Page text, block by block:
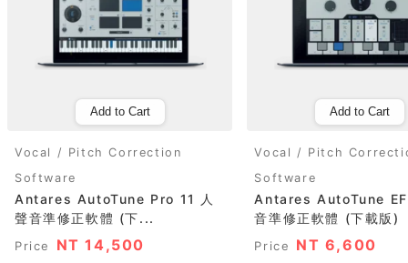
Add to Cart
Vocal / Pitch Correction
Software
Antares AutoTune Pro 11 人
聲音準修正軟體 (下...
Price NT 14,500
Add to Cart
Vocal / Pitch
Software
Antares AutoTune
音準修正軟體 (下載版)
Price NT 6,600